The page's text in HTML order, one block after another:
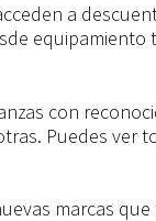
a
equipamiento
con
Puedes ver
marcas